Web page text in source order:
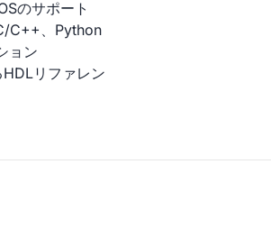
のサポート
C++、Python
ョン
リファレン